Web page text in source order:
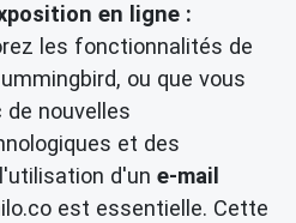
en ligne :
les fonctionnalités de
ou que vous
de nouvelles
et des
d'un e-mail
est essentielle. Cette